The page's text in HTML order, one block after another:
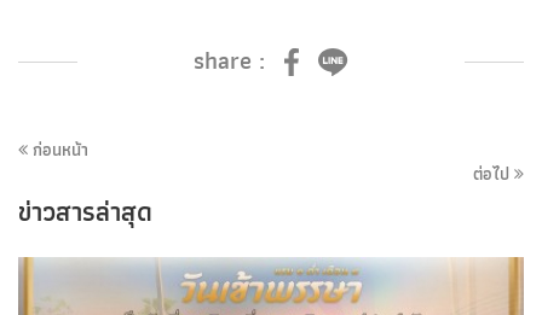
share :
ก่อนหน้า
ต่อไป
ข่าวสารล่าสุด